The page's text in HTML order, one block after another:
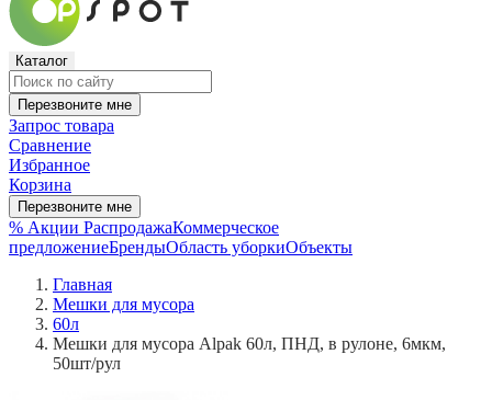
Каталог
Перезвоните мне
Запрос товара
Сравнение
Избранное
Корзина
Перезвоните мне
% Акции РаспродажаКоммерческое
предложениеБрендыОбласть уборкиОбъекты
Главная
Мешки для мусора
60л
Мешки для мусора Alpak 60л, ПНД, в рулоне, 6мкм,
50шт/рул